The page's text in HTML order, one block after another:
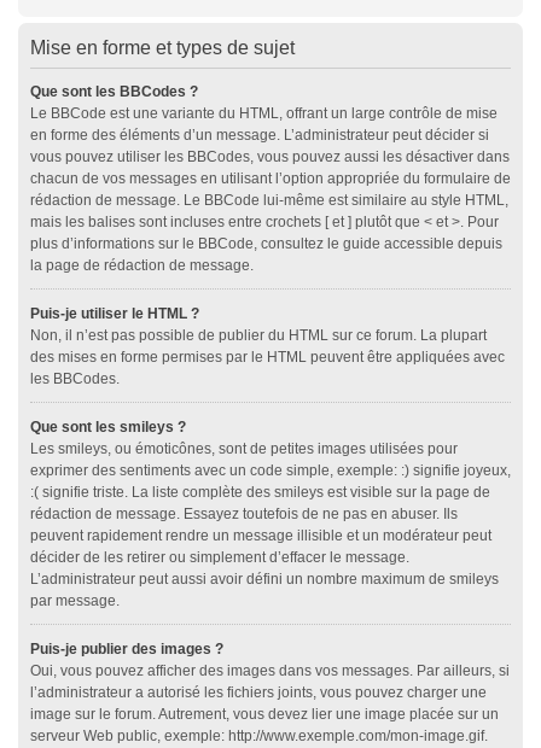
Mise en forme et types de sujet
Que sont les BBCodes ?
Le BBCode est une variante du HTML, offrant un large contrôle de mise
en forme des éléments d’un message. L’administrateur peut décider si
vous pouvez utiliser les BBCodes, vous pouvez aussi les désactiver dans
chacun de vos messages en utilisant l’option appropriée du formulaire de
rédaction de message. Le BBCode lui-même est similaire au style HTML,
mais les balises sont incluses entre crochets [ et ] plutôt que < et >. Pour
plus d’informations sur le BBCode, consultez le guide accessible depuis
la page de rédaction de message.
Puis-je utiliser le HTML ?
Non, il n’est pas possible de publier du HTML sur ce forum. La plupart
des mises en forme permises par le HTML peuvent être appliquées avec
les BBCodes.
Que sont les smileys ?
Les smileys, ou émoticônes, sont de petites images utilisées pour
exprimer des sentiments avec un code simple, exemple: :) signifie joyeux,
:( signifie triste. La liste complète des smileys est visible sur la page de
rédaction de message. Essayez toutefois de ne pas en abuser. Ils
peuvent rapidement rendre un message illisible et un modérateur peut
décider de les retirer ou simplement d’effacer le message.
L’administrateur peut aussi avoir défini un nombre maximum de smileys
par message.
Puis-je publier des images ?
Oui, vous pouvez afficher des images dans vos messages. Par ailleurs, si
l’administrateur a autorisé les fichiers joints, vous pouvez charger une
image sur le forum. Autrement, vous devez lier une image placée sur un
serveur Web public, exemple: http://www.exemple.com/mon-image.gif.